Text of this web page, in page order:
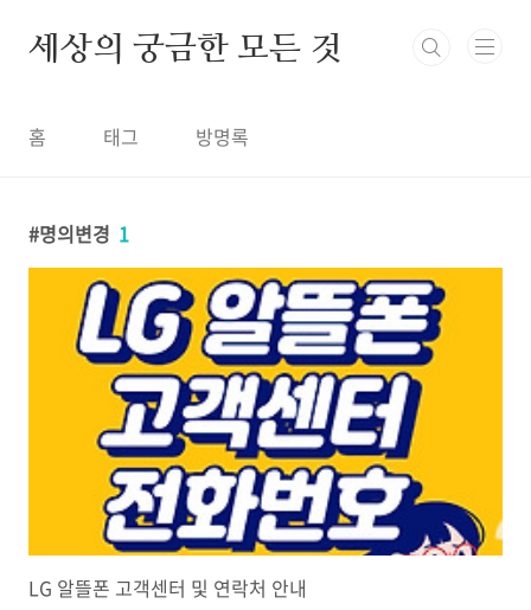
세상의 궁금한 모든 것
홈 태그 방명록
명의변경 1
LG 알뜰폰 고객센터 및 연락처 안내